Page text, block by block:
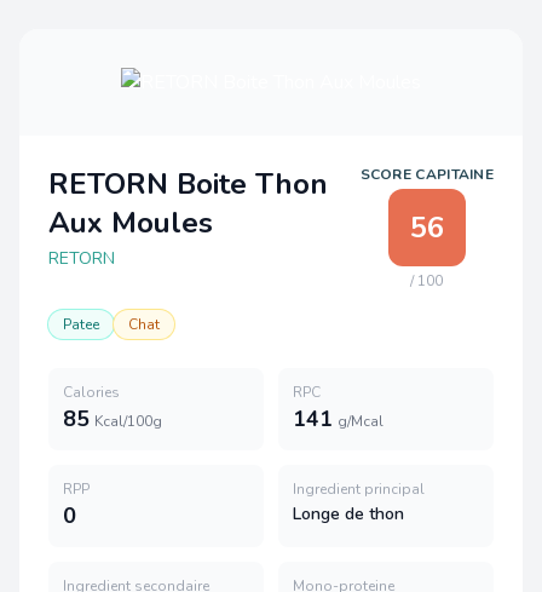
RETORN Boite Thon
Aux Moules
RETORN
SCORE CAPITAINE
56
/ 100
Patee Chat
Calories
85 Kcal/100g
RPC
141 g/Mcal
RPP
0
Ingredient principal
Longe de thon
Ingredient secondaire Mono-proteine